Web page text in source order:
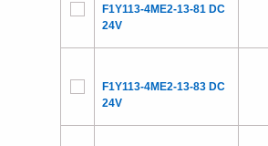
F1Y113-4ME2-13-81 DC
24V
F1Y113-4ME2-13-83 DC
24V